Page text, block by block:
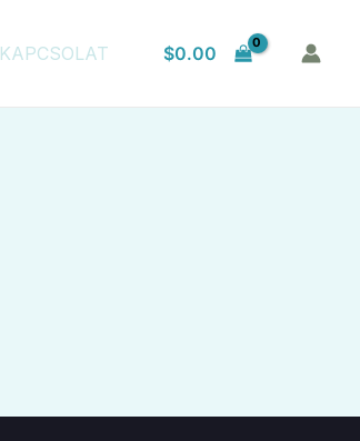
KAPCSOLAT $0.00